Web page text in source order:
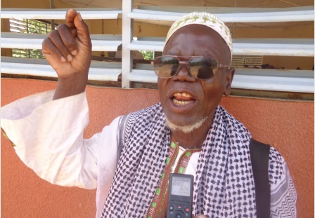
v
o
y
e
r
u
c
u
r
r